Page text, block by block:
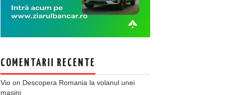
COMENTARII RECENTE
Vio on Descopera Romania la volanul unei
masini